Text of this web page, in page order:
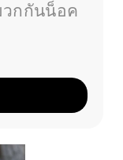
วกกันน็อค